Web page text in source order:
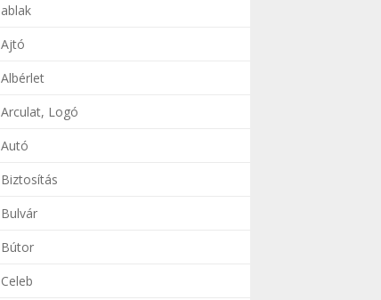
ablak
Ajtó
Albérlet
Arculat, Logó
Autó
Biztosítás
Bulvár
Bútor
Celeb